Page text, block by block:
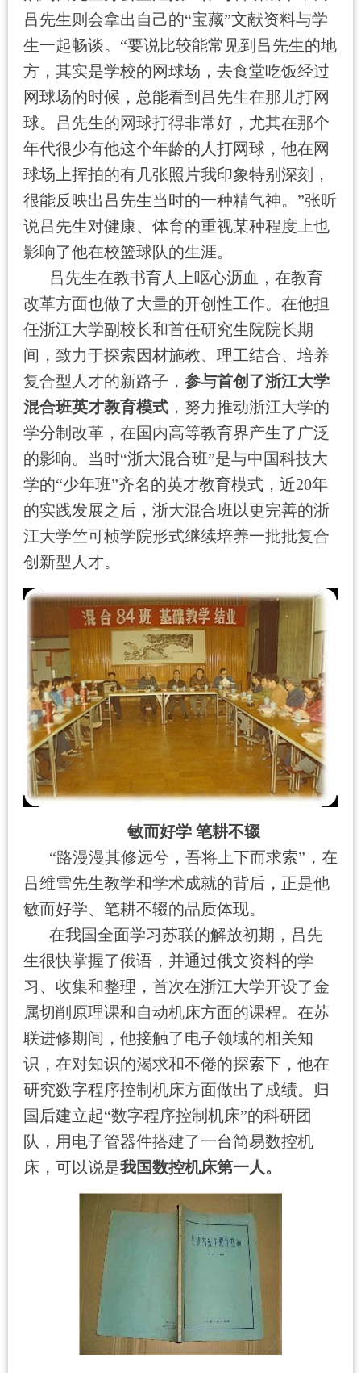
吕先生则会拿出自己的“宝藏”文献资料与学
生一起畅谈。“要说比较能常见到吕先生的地
方，其实是学校的网球场，去食堂吃饭经过
网球场的时候，总能看到吕先生在那儿打网
球。吕先生的网球打得非常好，尤其在那个
年代很少有他这个年龄的人打网球，他在网
球场上挥拍的有几张照片我印象特别深刻，
很能反映出吕先生当时的一种精气神。”张昕
说吕先生对健康、体育的重视某种程度上也
影响了他在校篮球队的生涯。
吕先生在教书育人上呕心沥血，在教育
改革方面也做了大量的开创性工作。在他担
任浙江大学副校长和首任研究生院院长期
间，致力于探索因材施教、理工结合、培养
复合型人才的新路子， 参与首创了浙江大学
混合班英才教育模式，努力推动浙江大学的
学分制改革，在国内高等教育界产生了广泛
的影响。当时“浙大混合班”是与中国科技大
学的“少年班”齐名的英才教育模式，近20年
的实践发展之后，浙大混合班以更完善的浙
江大学竺可桢学院形式继续培养一批批复合
创新型人才。
敏而好学 笔耕不辍
“路漫漫其修远兮，吾将上下而求索”，在
吕维雪先生教学和学术成就的背后，正是他
敏而好学、笔耕不辍的品质体现。
在我国全面学习苏联的解放初期，吕先
生很快掌握了俄语，并通过俄文资料的学
习、收集和整理，首次在浙江大学开设了金
属切削原理课和自动机床方面的课程。在苏
联进修期间，他接触了电子领域的相关知
识，在对知识的渴求和不倦的探索下，他在
研究数字程序控制机床方面做出了成绩。归
国后建立起“数字程序控制机床”的科研团
队，用电子管器件搭建了一台简易数控机
床，可以说是我国数控机床第一人。